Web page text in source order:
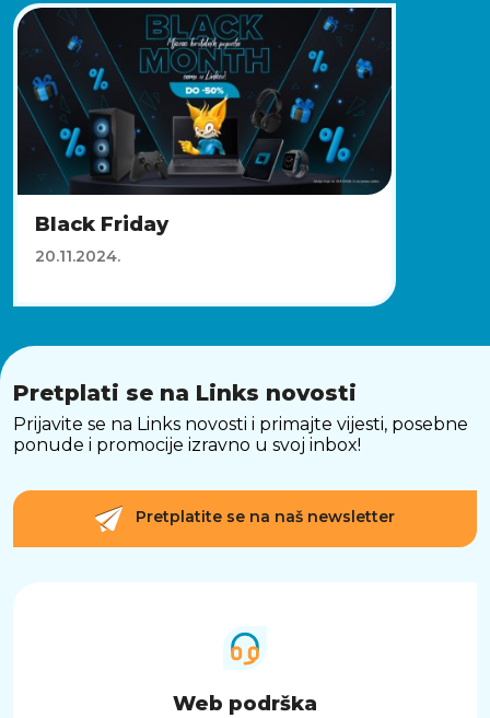
Black Friday
20.11.2024.
Pretplati se na Links novosti
Prijavite se na Links novosti i primajte vijesti, posebne
ponude i promocije izravno u svoj inbox!
Pretplatite se na naš newsletter
Web podrška